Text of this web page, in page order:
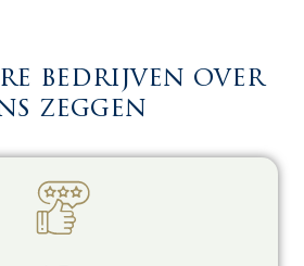
bedrijven over
zeggen